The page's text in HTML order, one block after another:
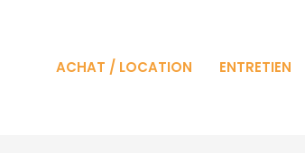
ACHAT / LOCATION ENTRETIEN